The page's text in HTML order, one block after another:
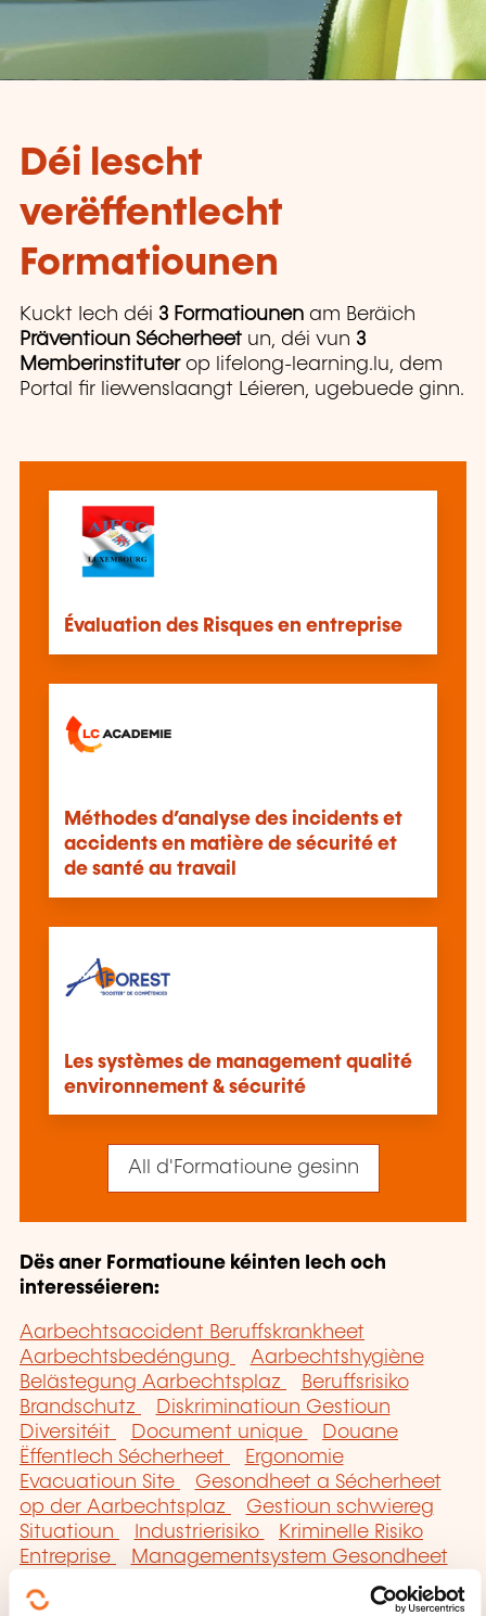
Déi lescht
verëffentlecht
Formatiounen
Kuckt Iech déi 3 Formatiounen am Beräich
Präventioun Sécherheet un, déi vun 3
Memberinstituter op lifelong-learning.lu, dem
Portal fir liewenslaangt Léieren, ugebuede ginn.
Évaluation des Risques en entreprise
Méthodes d’analyse des incidents et
accidents en matière de sécurité et
de santé au travail
Les systèmes de management qualité
environnement & sécurité
All d'Formatioune gesinn
Dës aner Formatioune kéinten Iech och
interesséieren:
Aarbechtsaccident Beruffskrankheet
Aarbechtsbedéngung
Aarbechtshygiène
Belästegung Aarbechtsplaz
Beruffsrisiko
Brandschutz
Diskriminatioun Gestioun
Diversitéit
Document unique
Douane
Ëffentlech Sécherheet
Ergonomie
Evacuatioun Site
Gesondheet a Sécherheet
op der Aarbechtsplaz
Gestioun schwiereg
Situatioun
Industrierisiko
Kriminelle Risiko
Entreprise
Managementsystem Gesondheet
Maschinnesécherheet